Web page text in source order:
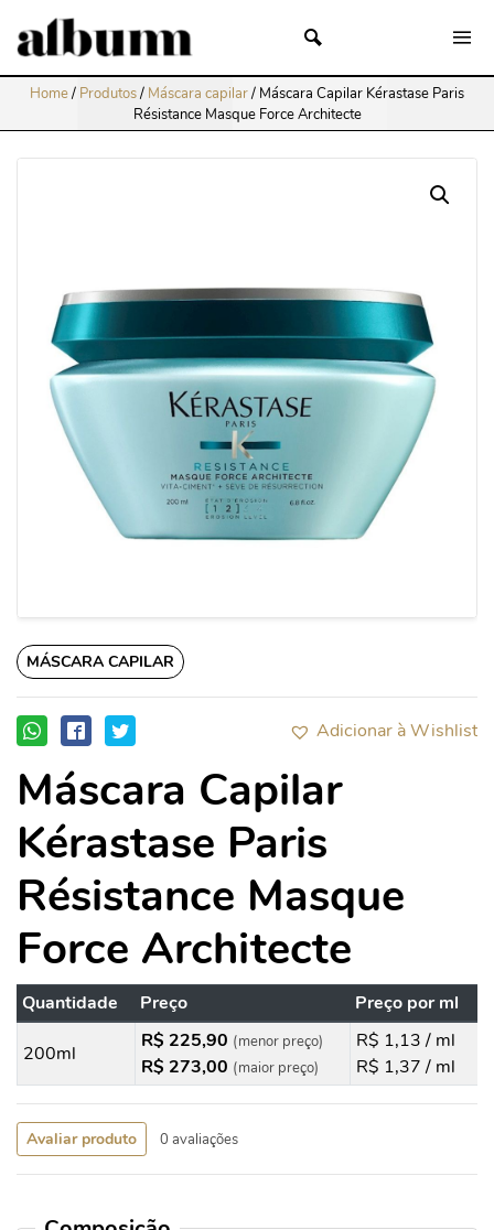
Home/ Produtos/ Máscara capilar/ Máscara Capilar Kérastase Paris
Résistance Masque Force Architecte
MÁSCARA CAPILAR
Adicionar à Wishlist
Máscara Capilar
Kérastase Paris
Résistance Masque
Force Architecte
Quantidade Preço Preço por ml
200ml
R$ 225,90 (menor preço)
R$ 273,00 (maior preço)
R$ 1,13 / ml
R$ 1,37 / ml
Avaliar produto 0 avaliações